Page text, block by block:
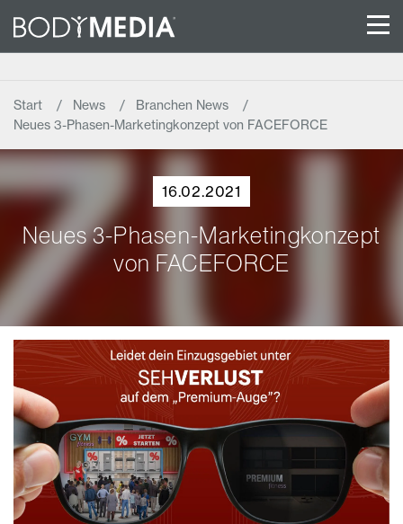
Start News
Branchen News
Neues 3-Phasen-Marketingkonzept von FACEFORCE
16.02.2021
Neues 3-Phasen-Marketingkonzept
von FACEFORCE